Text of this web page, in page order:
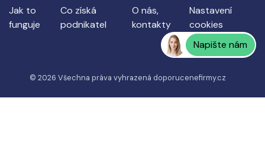
Jak to
funguje
Co získá
podnikatel
O nás,
kontakty
Nastavení
cookies
Napište nám
© 2026 Všechna práva vyhrazená doporucenefirmy.cz